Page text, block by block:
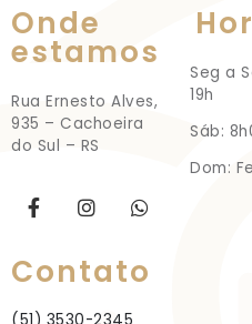
Onde
estamos
Rua Ernesto Alves,
935 – Cachoeira
do Sul – RS
Seg a
19h
Sáb:
Dom:
Contato